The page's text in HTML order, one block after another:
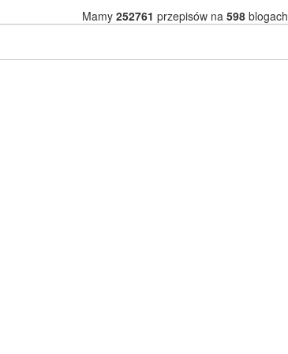
Mamy 252761 przepisów na 598